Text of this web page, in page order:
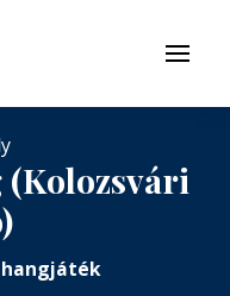
Menü
(Kolozsvári